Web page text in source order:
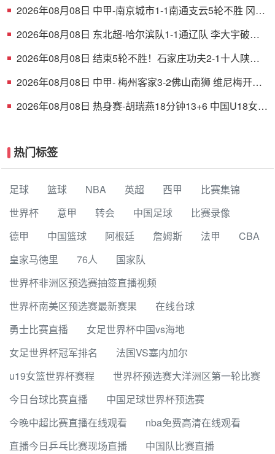
2026年08月08日 中甲-南京城市1-1南通支云5轮不胜 冈萨
2026年08月08日 东北超-哈尔滨队1-1通辽队 李大宇破门
2026年08月08日 结束5轮不胜！石家庄功夫2-1十人陕西
2026年08月08日 中甲- 梅州客家3-2佛山南狮 维尼梅开二
2026年08月08日 热身赛-胡瑞燕18分钟13+6 中国U18女篮
热门标签
足球 篮球 NBA 英超 西甲
比赛集锦
世界杯
意甲 转会 中国足球
比赛录像
德甲
中国篮球 阿根廷 詹姆斯 法甲
CBA
皇家马德里
76人
国家队
世界杯非洲区预选赛抽签直播视频
世界杯南美区预选赛最新赛果
在线台球
勇士比赛直播
女足世界杯中国vs海地
女足世界杯冠军排名
法国VS塞内加尔
u19女篮世界杯赛程
世界杯预选赛大洋洲区第一轮比赛
今日台球比赛直播
中国足球世界杯预选赛
今晚中超比赛直播在线观看
nba免费高清在线观看
直播今日乒乓比赛现场直播
中国队比赛直播